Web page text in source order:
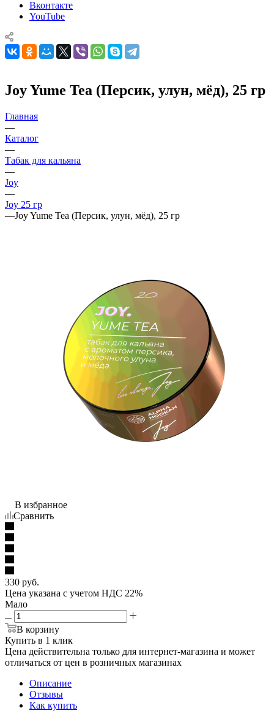
Вконтакте
YouTube
Joy Yume Tea (Персик, улун, мёд), 25 гр
Главная
—
Каталог
—
Табак для кальяна
—
Joy
—
Joy 25 гр
—Joy Yume Tea (Персик, улун, мёд), 25 гр
В избранное
Сравнить
330 руб.
Цена указана с учетом НДС 22%
Мало
В корзину
Купить в 1 клик
Цена действительна только для интернет-магазина и может
отличаться от цен в розничных магазинах
Описание
Отзывы
Как купить